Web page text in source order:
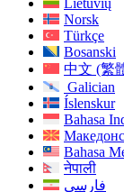
Norsk
Türkçe
Bosanski
中文 (繁
Galician
Íslenskur
Bahasa
Bahasa
नेपाली
فارسی